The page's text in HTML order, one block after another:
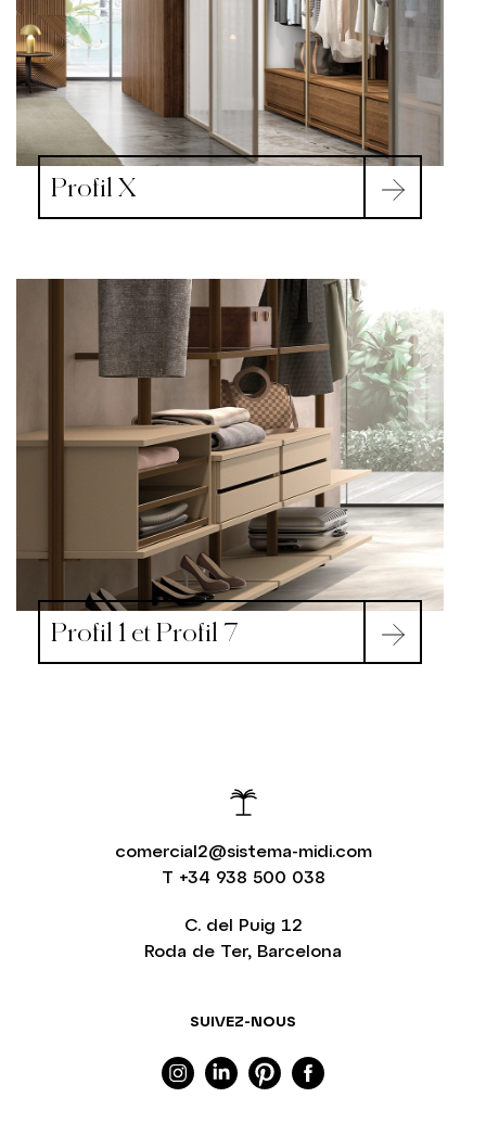
Profil X
Profil 1 et Profil 7
comercial2@sistema-midi.com
T +34 938 500 038
SUIVEZ-NOUS
C. del Puig 12
Roda de Ter, Barcelona